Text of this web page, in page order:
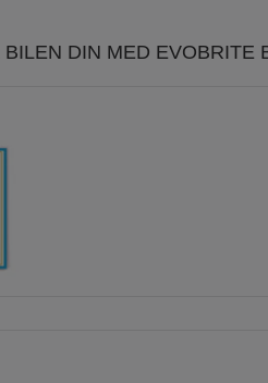
BILEN DIN MED EVOBRITE